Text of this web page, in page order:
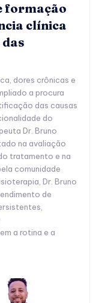
formação
clínica
dores crônicas e
a procura
das causas
do
Dr. Bruno
na avaliação
tratamento e na
comunidade
Dr. Bruno
de
a rotina e a